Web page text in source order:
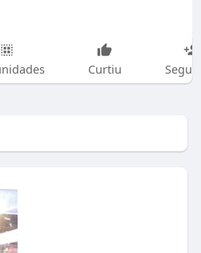
Curtiu